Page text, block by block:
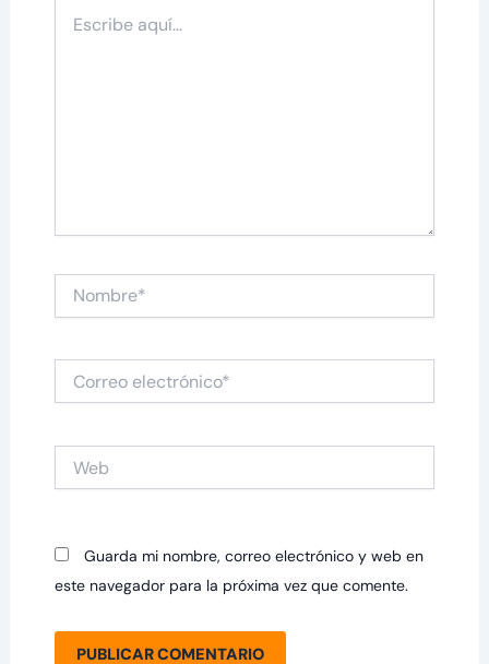
aquí...
Nombre*
electrónico*
Guarda mi nombre, correo electrónico y web en
este navegador para la próxima vez que comente.